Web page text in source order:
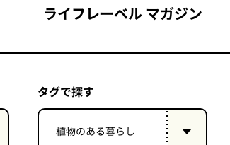
ライフレーベル マガジン
タグで探す
植物のある暮らし